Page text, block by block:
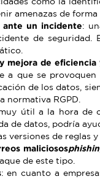
amenazas de
ante un incidente:
de seguridad.
mejora de
a que se
de los datos,
normativa RGPD.
útil a la hora de
de datos, podría
versiones de reglas
maliciosos
de este tipo.
: en cuanto a